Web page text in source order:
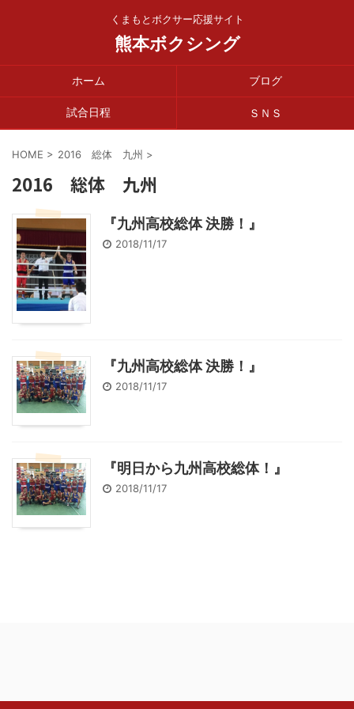
くまもとボクサー応援サイト
熊本ボクシング
ホーム ブログ
試合日程 ＳＮＳ
HOME > 2016 総体 九州 >
2016 総体 九州
『九州高校総体 決勝！』
2018/11/17
『九州高校総体 決勝！』
2018/11/17
『明日から九州高校総体！』
2018/11/17